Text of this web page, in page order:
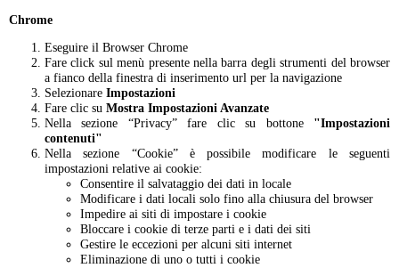
Chrome
Eseguire il Browser Chrome
Fare click sul menù presente nella barra degli strumenti del browser
a fianco della finestra di inserimento url per la navigazione
Selezionare Impostazioni
Fare clic su Mostra Impostazioni Avanzate
Nella sezione “Privacy” fare clic su bottone "Impostazioni
contenuti"
Nella sezione “Cookie” è possibile modificare le seguenti
impostazioni relative ai cookie:
Consentire il salvataggio dei dati in locale
Modificare i dati locali solo fino alla chiusura del browser
Impedire ai siti di impostare i cookie
Bloccare i cookie di terze parti e i dati dei siti
Gestire le eccezioni per alcuni siti internet
Eliminazione di uno o tutti i cookie